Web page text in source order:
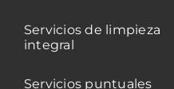
Servicios de limpieza
integral
Servicios puntuales